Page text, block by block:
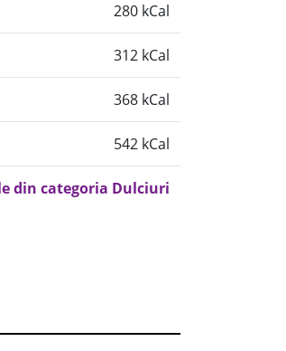
280 kCal
312 kCal
368 kCal
542 kCal
din categoria Dulciuri